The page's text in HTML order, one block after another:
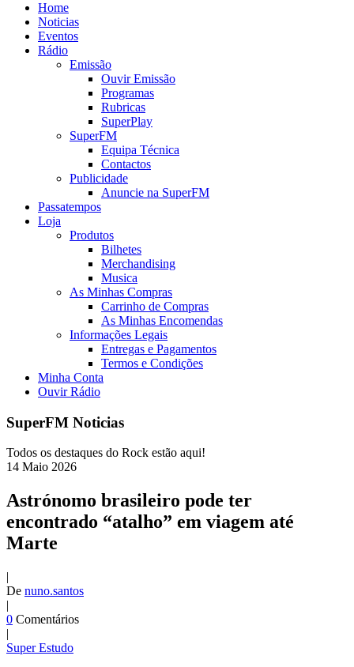
Home
Noticias
Eventos
Rádio
Emissão
Ouvir Emissão
Programas
Rubricas
SuperPlay
SuperFM
Equipa Técnica
Contactos
Publicidade
Anuncie na SuperFM
Passatempos
Loja
Produtos
Bilhetes
Merchandising
Musica
As Minhas Compras
Carrinho de Compras
As Minhas Encomendas
Informações Legais
Entregas e Pagamentos
Termos e Condições
Minha Conta
Ouvir Rádio
SuperFM Noticias
Todos os destaques do Rock estão aqui!
14 Maio 2026
Astrónomo brasileiro pode ter
encontrado “atalho” em viagem até
Marte
|
De nuno.santos
|
0 Comentários
|
Super Estudo